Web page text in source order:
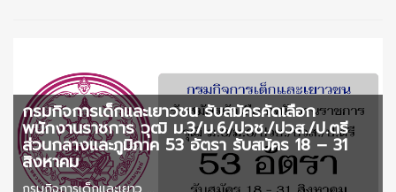
กรมกิจการเด็กและเยาวชน รับสมัครคัดเลือก
พนักงานราชการ วุฒิ ม.3/ม.6/ปวช./ปวส./ป.ตรี
ส่วนกลางและภูมิภาค 53 อัตรา รับสมัคร 18 – 31
สิงหาคม